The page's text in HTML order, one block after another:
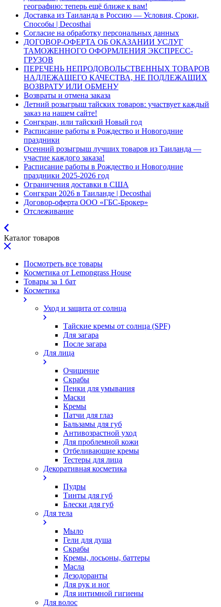
географию: теперь ещё ближе к вам!
Доставка из Таиланда в Россию — Условия, Сроки,
Способы | Decosthai
Согласие на обработку персональных данных
ДОГОВОР-ОФЕРТА ОБ ОКАЗАНИИ УСЛУГ
ТАМОЖЕННОГО ОФОРМЛЕНИЯ ЭКСПРЕСС-
ГРУЗОВ
ПЕРЕЧЕНЬ НЕПРОДОВОЛЬСТВЕННЫХ ТОВАРОВ
НАДЛЕЖАЩЕГО КАЧЕСТВА, НЕ ПОДЛЕЖАЩИХ
ВОЗВРАТУ ИЛИ ОБМЕНУ
Возвраты и отмена заказа
Летний розыгрыш тайских товаров: участвует каждый
заказ на нашем сайте!
Сонгкран, или тайский Новый год
Расписание работы в Рождество и Новогодние
праздники
Осенний розыгрыш лучших товаров из Таиланда —
участие каждого заказа!
Расписание работы в Рождество и Новогодние
праздники 2025-2026 год
Ограничения доставки в США
Сонгкран 2026 в Таиланде | Decosthai
Договор-оферта ООО «ГБС-Брокер»
Отслеживание
Каталог товаров
Посмотреть все товары
Косметика от Lemongrass House
Товары за 1 бат
Косметика
Уход и защита от солнца
Тайские кремы от солнца (SPF)
Для загара
После загара
Для лица
Очищение
Скрабы
Пенки для умывания
Маски
Кремы
Патчи для глаз
Бальзамы для губ
Антивозрастной уход
Для проблемной кожи
Oтбеливающие кремы
Тестеры для лица
Декоративная косметика
Пудры
Тинты для губ
Блески для губ
Для тела
Мыло
Гели для душа
Скрабы
Кремы, лосьоны, баттеры
Масла
Дезодоранты
Для рук и ног
Для интимной гигиены
Для волос